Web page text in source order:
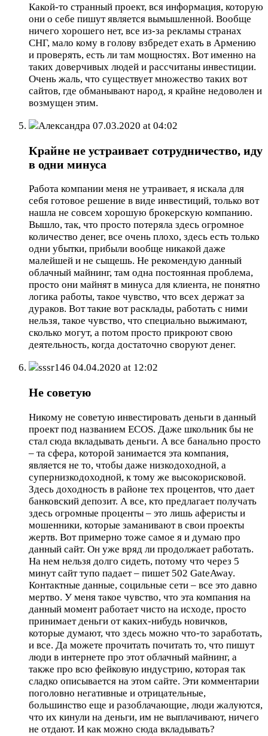
Какой-то странный проект, вся информация, которую
они о себе пишут является вымышленной. Вообще
ничего хорошего нет, все из-за рекламы странах
СНГ, мало кому в голову взбредет ехать в Армению
и проверять, есть ли там мощностях. Вот именно на
таких доверчивых людей и рассчитаны инвестиции.
Очень жаль, что существует множество таких вот
сайтов, где обманывают народ, я крайне недоволен и
возмущен этим.
Александра 07.03.2020 at 04:02
Крайне не устраивает сотрудничество, иду
в одни минуса
Работа компании меня не утраивает, я искала для
себя готовое решение в виде инвестиций, только вот
нашла не совсем хорошую брокерскую компанию.
Вышло, так, что просто потеряла здесь огромное
количество денег, все очень плохо, здесь есть только
одни убытки, прибыли вообще никакой даже
малейшей и не сыщешь. Не рекомендую данный
облачный майнинг, там одна постоянная проблема,
просто они майнят в минуса для клиента, не понятно
логика работы, такое чувство, что всех держат за
дураков. Вот такие вот расклады, работать с ними
нельзя, такое чувство, что специально выжимают,
сколько могут, а потом просто прикроют свою
деятельность, когда достаточно своруют денег.
sssr146 04.04.2020 at 12:02
Не советую
Никому не советую инвестировать деньги в данный
проект под названием ECOS. Даже школьник бы не
стал сюда вкладывать деньги. А все банально просто
– та сфера, которой занимается эта компания,
является не то, чтобы даже низкодоходной, а
супернизкодоходной, к тому же высокорисковой.
Здесь доходность в районе тех процентов, что дает
банковский депозит. А все, кто предлагает получать
здесь огромные проценты – это лишь аферисты и
мошенники, которые заманивают в свои проекты
жертв. Вот примерно тоже самое я и думаю про
данный сайт. Он уже вряд ли продолжает работать.
На нем нельзя долго сидеть, потому что через 5
минут сайт тупо падает – пишет 502 GateAway.
Контактные данные, социльные сети – все это давно
мертво. У меня такое чувство, что эта компания на
данный момент работает чисто на исходе, просто
принимает деньги от каких-нибудь новичков,
которые думают, что здесь можно что-то заработать,
и все. Да можете прочитать почитать то, что пишут
люди в интернете про этот облачный майнинг, а
также про всю фейковую индустрию, которая так
сладко описывается на этом сайте. Эти комментарии
поголовно негативные и отрицательные,
большинство еще и разоблачающие, люди жалуются,
что их кинули на деньги, им не выплачивают, ничего
не отдают. И как можно сюда вкладывать?